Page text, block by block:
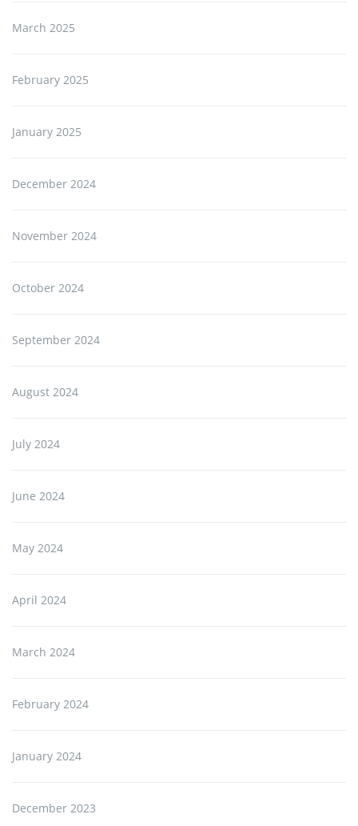
March 2025
February 2025
January 2025
December 2024
November 2024
October 2024
September 2024
August 2024
July 2024
June 2024
May 2024
April 2024
March 2024
February 2024
January 2024
December 2023